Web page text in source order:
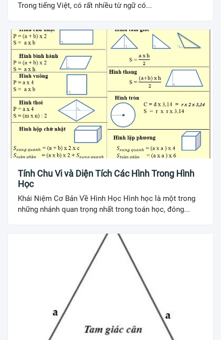
Trong tiếng Việt, có rất nhiều từ ngữ có...
Tính Chu Vi và Diện Tích Các Hình Trong Hình
Học
Khái Niệm Cơ Bản Về Hình Học Hình học là một trong
những nhánh quan trọng nhất trong toán học, đóng...